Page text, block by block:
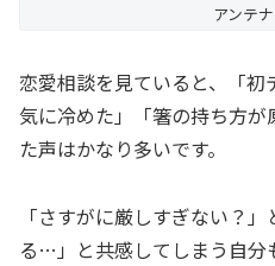
アンテ
恋愛相談を見ていると、「
気に冷めた」「箸の持ち方
た声はかなり多いです。
「さすがに厳しすぎない？
る…」と共感してしまう自分